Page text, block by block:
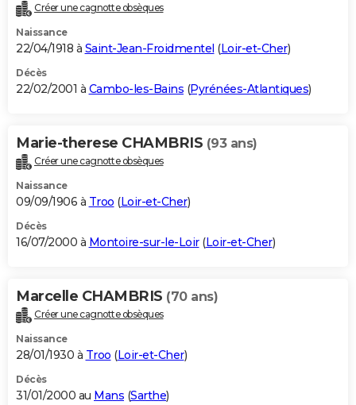
Créer une cagnotte obsèques
Naissance
22/04/1918 à Saint-Jean-Froidmentel (Loir-et-Cher)
Décès
22/02/2001 à Cambo-les-Bains (Pyrénées-Atlantiques)
Marie-therese CHAMBRIS (93 ans)
Créer une cagnotte obsèques
Naissance
09/09/1906 à Troo (Loir-et-Cher)
Décès
16/07/2000 à Montoire-sur-le-Loir(Loir-et-Cher)
Marcelle CHAMBRIS (70 ans)
Créer une cagnotte obsèques
Naissance
28/01/1930 à Troo (Loir-et-Cher)
Décès
31/01/2000 au Mans (Sarthe)